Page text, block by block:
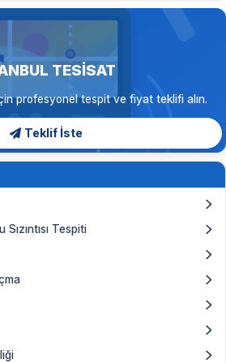
TESISAT
profesyonel tespit ve fiyat teklifi alın.
Teklif İste
Tespiti